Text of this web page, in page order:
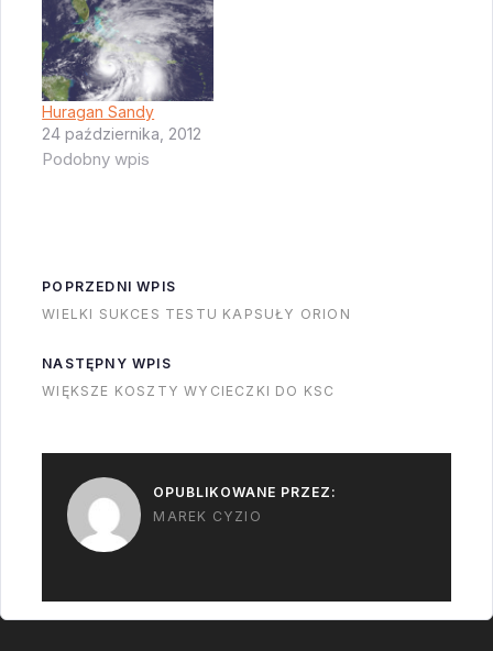
Huragan Sandy
24 października, 2012
Podobny wpis
POPRZEDNI WPIS
WIELKI SUKCES TESTU KAPSUŁY ORION
NASTĘPNY WPIS
WIĘKSZE KOSZTY WYCIECZKI DO KSC
OPUBLIKOWANE PRZEZ:
MAREK CYZIO